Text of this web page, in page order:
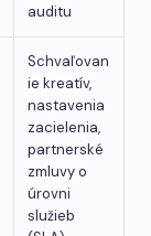
auditu
Schvaľovan
ie kreatív,
nastavenia
zacielenia,
partnerské
zmluvy o
úrovni
služieb